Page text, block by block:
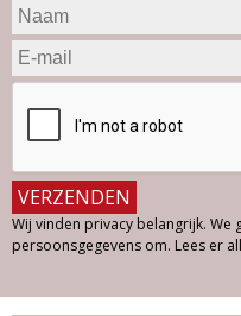
Wij vinden privacy belangrijk.
persoonsgegevens om. Lees er